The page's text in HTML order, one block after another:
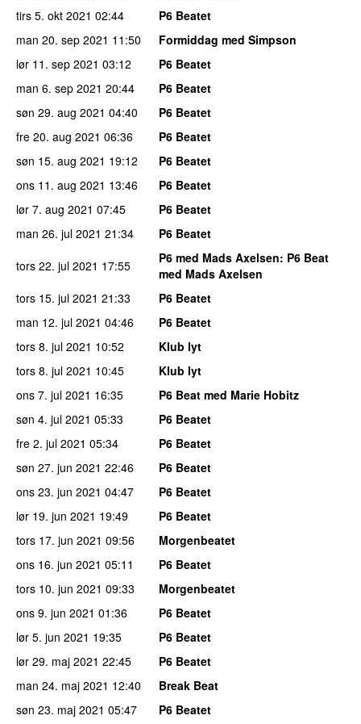
tirs 5. okt 2021 02:44
P6 Beatet
man 20. sep 2021 11:50
Formiddag med Simpson
lør 11. sep 2021 03:12
P6 Beatet
man 6. sep 2021 20:44
P6 Beatet
søn 29. aug 2021 04:40
P6 Beatet
fre 20. aug 2021 06:36
P6 Beatet
søn 15. aug 2021 19:12
P6 Beatet
ons 11. aug 2021 13:46
P6 Beatet
lør 7. aug 2021 07:45
P6 Beatet
man 26. jul 2021 21:34
P6 Beatet
tors 22. jul 2021 17:55 P6 med Mads Axelsen: P6 Beat
med Mads Axelsen
tors 15. jul 2021 21:33
P6 Beatet
man 12. jul 2021 04:46
P6 Beatet
tors 8. jul 2021 10:52
Klub lyt
tors 8. jul 2021 10:45
Klub lyt
ons 7. jul 2021 16:35
P6 Beat med Marie Hobitz
søn 4. jul 2021 05:33
P6 Beatet
fre 2. jul 2021 05:34
P6 Beatet
søn 27. jun 2021 22:46
P6 Beatet
ons 23. jun 2021 04:47
P6 Beatet
lør 19. jun 2021 19:49
P6 Beatet
tors 17. jun 2021 09:56
Morgenbeatet
ons 16. jun 2021 05:11
P6 Beatet
tors 10. jun 2021 09:33
Morgenbeatet
ons 9. jun 2021 01:36
P6 Beatet
lør 5. jun 2021 19:35
P6 Beatet
lør 29. maj 2021 22:45
P6 Beatet
man 24. maj 2021 12:40
Break Beat
søn 23. maj 2021 05:47
P6 Beatet